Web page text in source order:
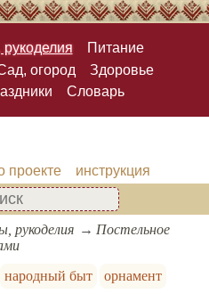
Питание
огород
Здоровье
Словарь
проекте инструкция
рукоделия
Постельное
народный быт
орнамент